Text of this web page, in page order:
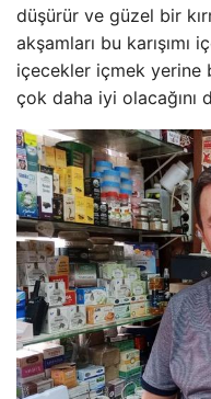
düşürür ve güzel bir
akşamları bu
içecekler içmek yerine
çok daha iyi olacağını